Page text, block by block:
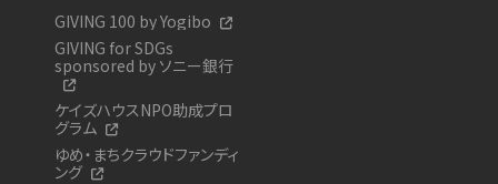
GIVING 100 by Yogibo
GIVING for SDGs
sponsored by ソニー銀行
ケイズハウスNPO助成プロ
グラム
ゆめ・まちクラウドファンディ
ング